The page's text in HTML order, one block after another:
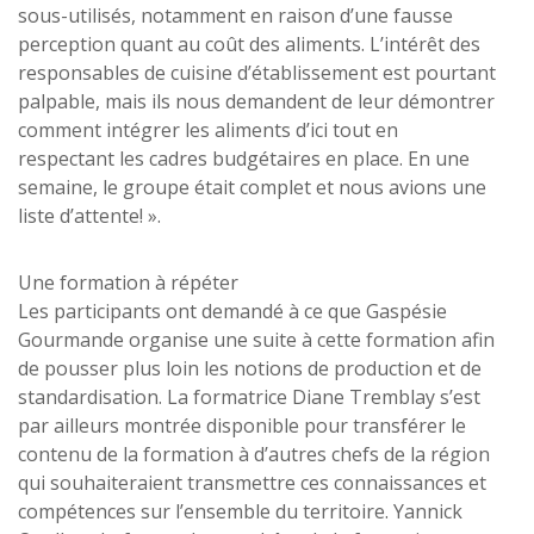
sous-utilisés, notamment en raison d’une fausse
perception quant au coût des aliments. L’intérêt des
responsables de cuisine d’établissement est pourtant
palpable, mais ils nous demandent de leur démontrer
comment intégrer les aliments d’ici tout en
respectant les cadres budgétaires en place. En une
semaine, le groupe était complet et nous avions une
liste d’attente! ».
Une formation à répéter
Les participants ont demandé à ce que Gaspésie
Gourmande organise une suite à cette formation afin
de pousser plus loin les notions de production et de
standardisation. La formatrice Diane Tremblay s’est
par ailleurs montrée disponible pour transférer le
contenu de la formation à d’autres chefs de la région
qui souhaiteraient transmettre ces connaissances et
compétences sur l’ensemble du territoire. Yannick